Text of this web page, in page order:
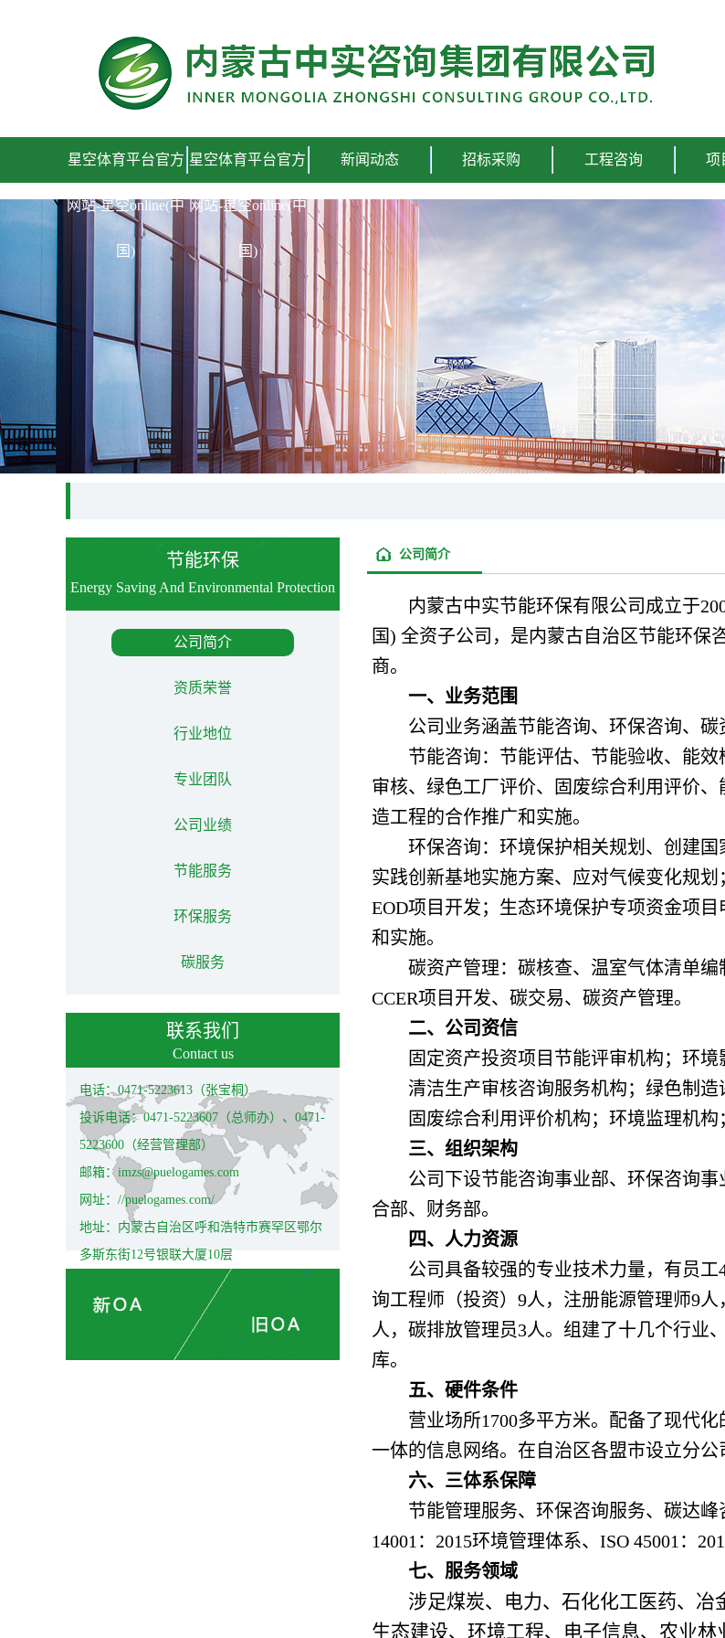
星空体育平台官方
网站-星空online(中
国)
星空体育平台官方
网站-星空online(中
国)
新闻动态 招标采购 工程咨询 项
节能环保
Energy Saving And Environmental Protection
公司简介
资质荣誉
行业地位
专业团队
公司业绩
节能服务
环保服务
碳服务
联系我们
Contact us
电话：0471-5223613（张宝桐）
投诉电话：0471-5223607（总师办）、0471-
5223600（经营管理部）
邮箱：imzs@puelogames.com
网址：//puelogames.com/
地址：内蒙古自治区呼和浩特市赛罕区鄂尔
多斯东街12号银联大厦10层
公司简介
内蒙古中实节能环保有限公司成立于
国) 全资子公司，是内蒙古自治区节能环保
商。
一、业务范围
公司业务涵盖节能咨询、环保咨询、碳
节能咨询：节能评估、节能验收、能
审核、绿色工厂评价、固废综合利用评价
造工程的合作推广和实施。
环保咨询：环境保护相关规划、创建
实践创新基地实施方案、应对气候变化规
EOD项目开发；生态环境保护专项资金项
和实施。
碳资产管理：碳核查、温室气体清单编
CCER项目开发、碳交易、碳资产管理。
二、公司资信
固定资产投资项目节能评审机构；环境
清洁生产审核咨询服务机构；绿色制造
固废综合利用评价机构；环境监理机构
三、组织架构
公司下设节能咨询事业部、环保咨询
合部、财务部。
四、人力资源
公司具备较强的专业技术力量，有员
询工程师（投资）9人，注册能源管理师9
人，碳排放管理员3人。组建了十几个行业
库。
五、硬件条件
营业场所1700多平方米。配备了现代
一体的信息网络。在自治区各盟市设立分公
六、三体系保障
节能管理服务、环保咨询服务、碳达峰
14001：2015环境管理体系、ISO 45001：
七、服务领域
涉足煤炭、电力、石化化工医药、冶
生态建设、环境工程、电子信息、农业林